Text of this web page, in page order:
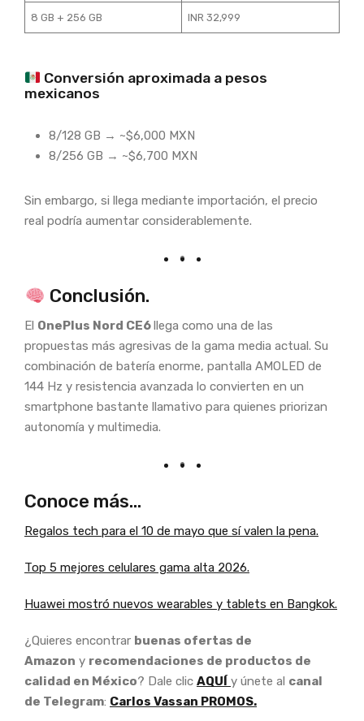
8 GB + 256 GB INR 32,999
Conversión aproximada a pesos
mexicanos
8/128 GB → ~$6,000 MXN
8/256 GB → ~$6,700 MXN
Sin embargo, si llega mediante importación, el precio
real podría aumentar considerablemente.
Conclusión.
El OnePlus Nord CE6llega como una de las
propuestas más agresivas de la gama media actual. Su
combinación de batería enorme, pantalla AMOLED de
144 Hz y resistencia avanzada lo convierten en un
smartphone bastante llamativo para quienes priorizan
autonomía y multimedia.
Conoce más…
Regalos tech para el 10 de mayo que sí valen la pena.
Top 5 mejores celulares gama alta 2026.
Huawei mostró nuevos wearables y tablets en Bangkok.
¿Quieres encontrar buenas ofertas de
Amazon y recomendaciones de productos de
calidad en México? Dale clic AQUÍ y únete al canal
de Telegram: Carlos Vassan PROMOS.